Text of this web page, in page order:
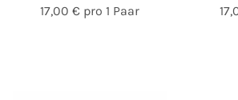
17,00 € pro 1 Paar